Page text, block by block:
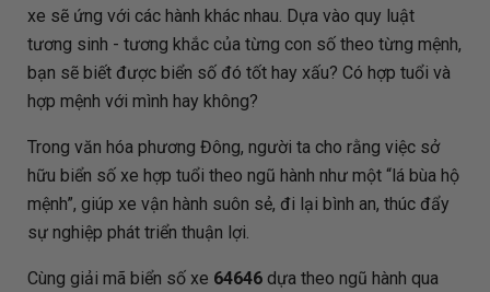
xe sẽ ứng với các hành khác nhau. Dựa vào quy luật
tương sinh - tương khắc của từng con số theo từng mệnh,
bạn sẽ biết được biển số đó tốt hay xấu? Có hợp tuổi và
hợp mệnh với mình hay không?
Trong văn hóa phương Đông, người ta cho rằng việc sở
hữu biển số xe hợp tuổi theo ngũ hành như một “lá bùa hộ
mệnh”, giúp xe vận hành suôn sẻ, đi lại bình an, thúc đẩy
sự nghiệp phát triển thuận lợi.
Cùng giải mã biển số xe 64646dựa theo ngũ hành qua